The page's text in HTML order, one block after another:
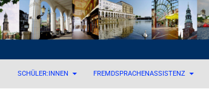
SCHÜLER:INNEN FREMDSPRACHENASSISTENZ